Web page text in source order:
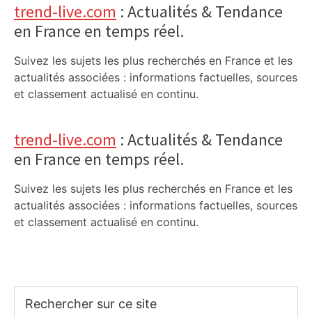
trend-live.com : Actualités & Tendance
en France en temps réel.
Suivez les sujets les plus recherchés en France et les
actualités associées : informations factuelles, sources
et classement actualisé en continu.
trend-live.com : Actualités & Tendance
en France en temps réel.
Suivez les sujets les plus recherchés en France et les
actualités associées : informations factuelles, sources
et classement actualisé en continu.
sur